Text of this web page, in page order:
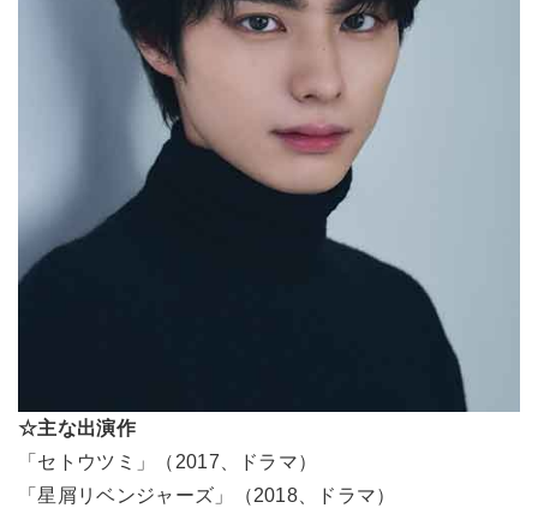
☆主な出演作
「セトウツミ」（2017、ドラマ）
「星屑リベンジャーズ」（2018、ドラマ）